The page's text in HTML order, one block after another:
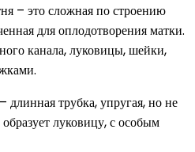
– это сложная по строению
для оплодотворения матки.
канала, луковицы, шейки,
длинная трубка, упругая, но не
луковицу, с особым